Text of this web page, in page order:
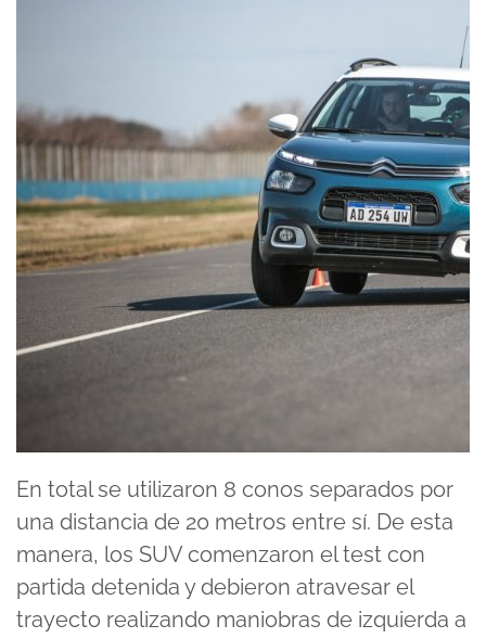
En total se utilizaron 8 conos separados por
una distancia de 20 metros entre sí. De esta
manera, los SUV comenzaron el test con
partida detenida y debieron atravesar el
trayecto realizando maniobras de izquierda a